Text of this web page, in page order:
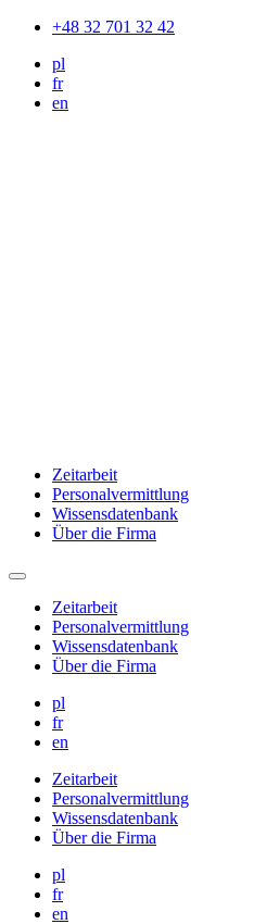
+48 32 701 32 42
pl
fr
en
Zeitarbeit
Personalvermittlung
Wissensdatenbank
Über die Firma
Zeitarbeit
Personalvermittlung
Wissensdatenbank
Über die Firma
pl
fr
en
Zeitarbeit
Personalvermittlung
Wissensdatenbank
Über die Firma
pl
fr
en